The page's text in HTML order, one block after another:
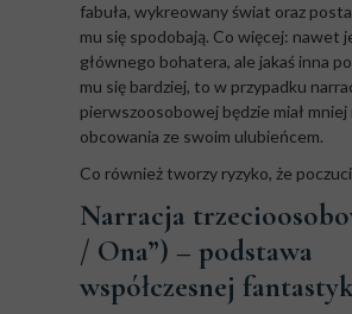
fabuła, wykreowany świat oraz
mu się spodobają. Co więcej: nawet
głównego bohatera, ale jakaś inna
mu się bardziej, to w przypadku
pierwszoosobowej będzie miał mniej
obcowania ze swoim ulubieńcem.
Co również tworzy ryzyko, że
Narracja
/ Ona”) – podstawa
współczesnej